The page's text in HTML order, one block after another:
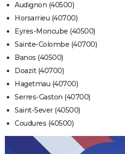
Audignon (40500)
Horsarrieu (40700)
Eyres-Moncube (40500)
Sainte-Colombe (40700)
Banos (40500)
Doazit (40700)
Hagetmau (40700)
Serres-Gaston (40700)
Saint-Sever (40500)
Coudures (40500)